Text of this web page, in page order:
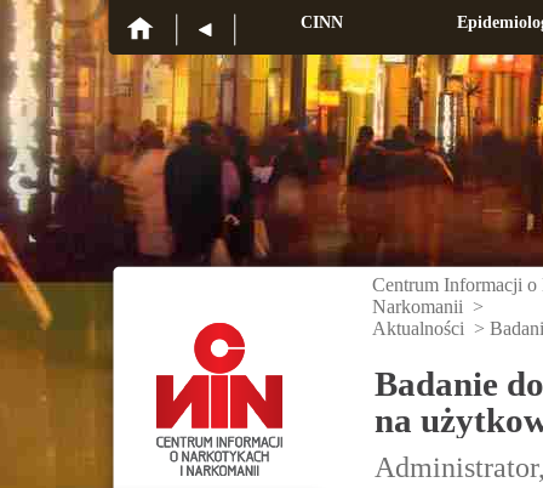
CINN
Centrum Informacji o
Narkomanii >
Aktualności >
Badanie
na